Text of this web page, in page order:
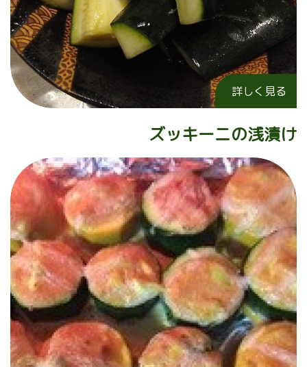
詳しく見る
ズッキーニの浅漬け